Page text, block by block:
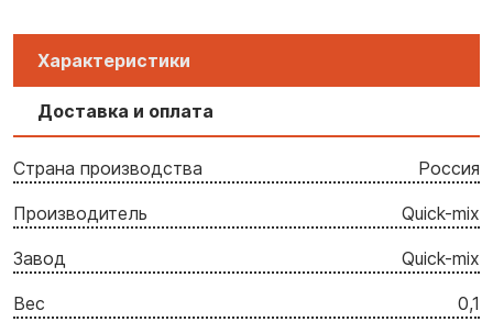
Характеристики
Доставка и оплата
Страна производства Россия
Производитель Quick-mix
Завод Quick-mix
Вес 0,1